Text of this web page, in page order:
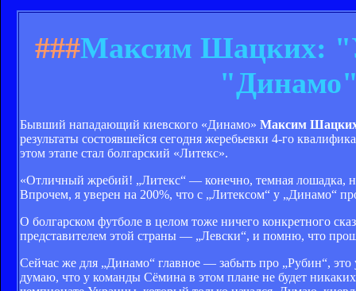
###Максим Шацких:
"Динамо"
Бывший нападающий киевского «Динамо» Максим
результаты состоявшейся сегодня жеребьевки 4-го
этом этапе стал болгарский «Литекс».
«Отличный жребий! „Литекс“ — конечно, темная лошадка,
Впрочем, я уверен на 200%, что с „Литексом“ у „Динамо“
О болгарском футболе в целом тоже ничего конкретного
представителем этой страны — „Левски“, и помню, что
Сейчас же для „Динамо“ главное — забыть про „Рубин“,
думаю, что у команды Сёмина в этом плане не будет